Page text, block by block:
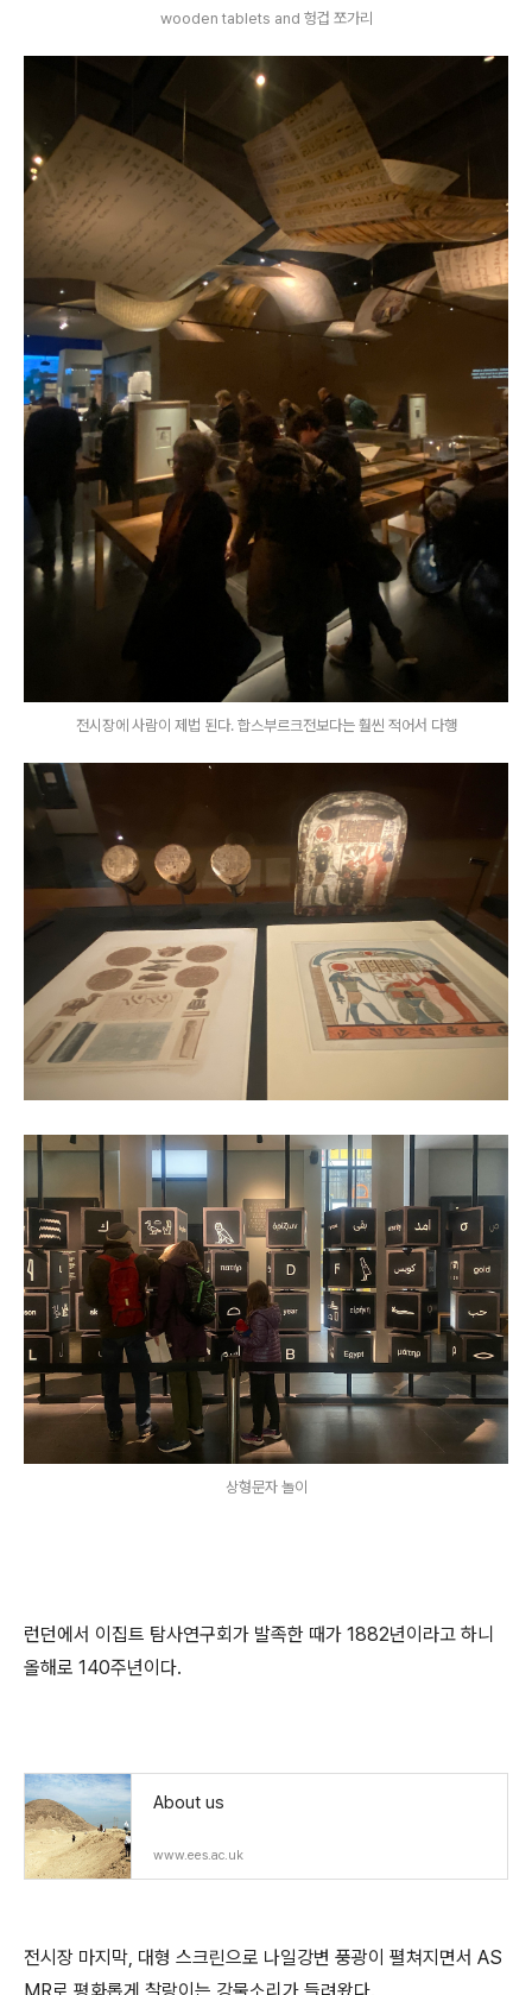
wooden tablets and 헝겁 쪼가리
전시장에 사람이 제법 된다. 합스부르크전보다는 훨씬 적어서 다행
상형문자 놀이
런던에서 이집트 탐사연구회가 발족한 때가 1882년이라고 하니
올해로 140주년이다.
About us
www.ees.ac.uk
전시장 마지막, 대형 스크린으로 나일강변 풍광이 펼쳐지면서 AS